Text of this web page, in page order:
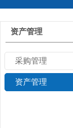
资产管理
采购管理
资产管理